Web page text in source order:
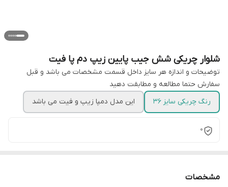
شلوار چریکی شش جیب پایین زیپ دم پا فیت
توضیحات و اندازه هر سایز داخل قسمت مشخصات می باشد و قبل
سفارش حتما مطالعه و مطابقت دهید
رنگ چریکی سایز 36
این مدل دمپا زیپ و فیت می باشد
0
مشخصات